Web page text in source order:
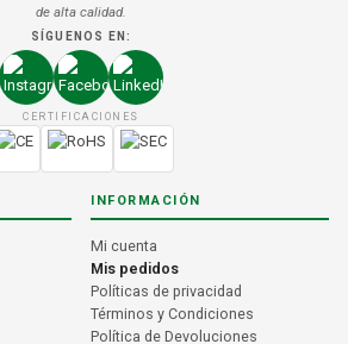
de alta calidad.
SÍGUENOS EN:
CERTIFICACIONES
INFORMACIÓN
Mi cuenta
Mis pedidos
Políticas de privacidad
Términos y Condiciones
Política de Devoluciones